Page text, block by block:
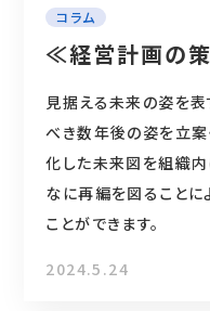
コラム
≪経営計画の
見据える未来の姿を表
べき数年後の姿を立案
化した未来図を組織内
なに再編を図ることに
ことができます。
2024.5.24